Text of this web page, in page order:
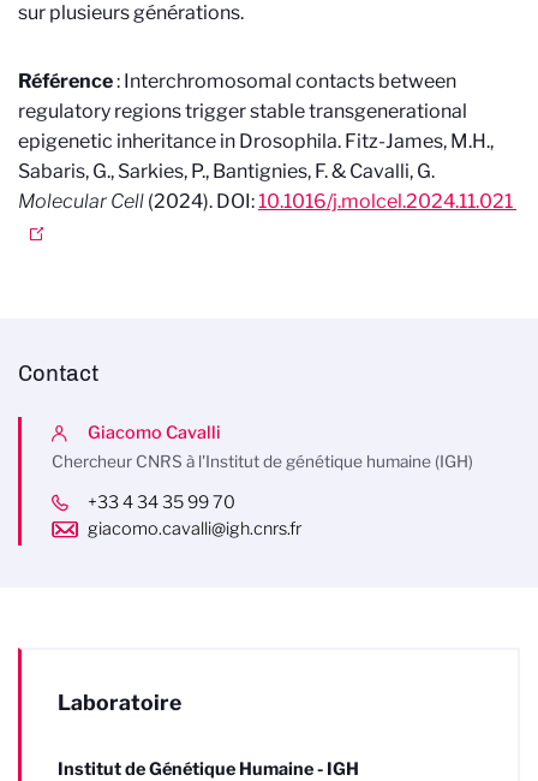
sur plusieurs générations.
Référence: Interchromosomal contacts between
regulatory regions trigger stable transgenerational
epigenetic inheritance in Drosophila. Fitz-James, M.H.,
Sabaris, G., Sarkies, P., Bantignies, F. & Cavalli, G.
Molecular Cell (2024). DOI:10.1016/j.molcel.2024.11.021
Contact
Giacomo Cavalli
Chercheur CNRS à l'Institut de génétique humaine (IGH)
+33 4 34 35 99 70
giacomo.cavalli@igh.cnrs.fr
Laboratoire
Institut de Génétique Humaine - IGH